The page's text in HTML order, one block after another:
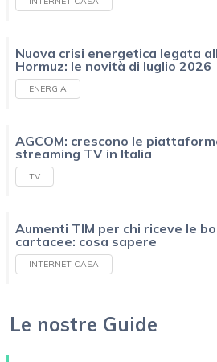
Nuova crisi energetica legata
Hormuz: le novità di luglio 2026
ENERGIA
AGCOM: crescono le
streaming TV in Italia
TV
Aumenti TIM per chi riceve le
cartacee: cosa sapere
INTERNET CASA
Le nostre Guide